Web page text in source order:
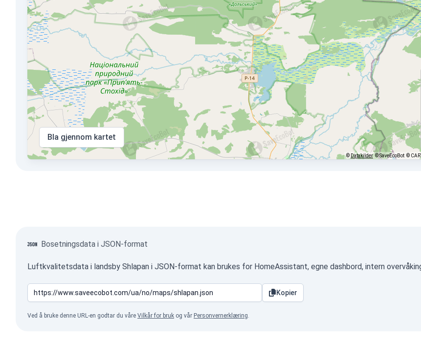
Bla gjennom kartet
© Datakilder © SaveEcoBot ©
Bosetningsdata i JSON-format
Luftkvalitetsdata i landsby Shlapan i JSON-format kan brukes for HomeAssistant, egne dashbord, intern
Kopier
Ved å bruke denne URL-en godtar du våre Vilkår for bruk og vår Personvernerklæring.